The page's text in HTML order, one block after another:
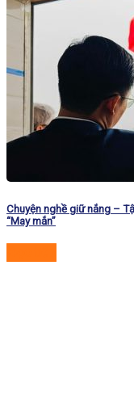
Chuyện nghề giữ nắng –
“May mắn”